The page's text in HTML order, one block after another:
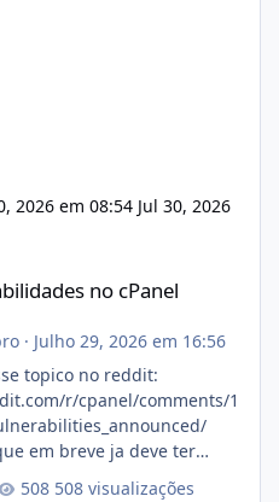
2026 em 08:54 Jul 30, 2026
no cPanel
· Julho 29, 2026 em 16:56
topico no reddit:
r/cpanel/comments/1
em breve ja deve ter
508 visualizações